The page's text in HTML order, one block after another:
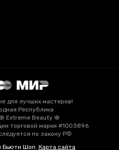
для лучших мастеров!
Республика
Extreme Beauty ®
торговой марки #1003896
по закону РФ
Бьюти Шоп. Карта сайта